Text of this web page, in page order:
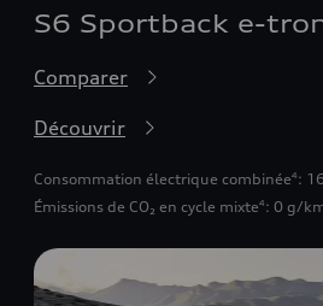
S6 Sportback e-
Comparer
Découvrir
Consommation électrique combinée4 :
Émissions de CO₂ en cycle mixte4 : 0 g/